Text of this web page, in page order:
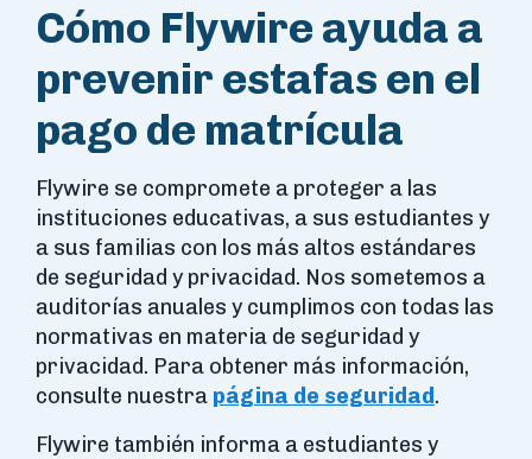
Cómo Flywire ayuda a
prevenir estafas en el
pago de matrícula
Flywire se compromete a proteger a las
instituciones educativas, a sus estudiantes y
a sus familias con los más altos estándares
de seguridad y privacidad. Nos sometemos a
auditorías anuales y cumplimos con todas las
normativas en materia de seguridad y
privacidad. Para obtener más información,
consulte nuestra página de seguridad.
Flywire también informa a estudiantes y